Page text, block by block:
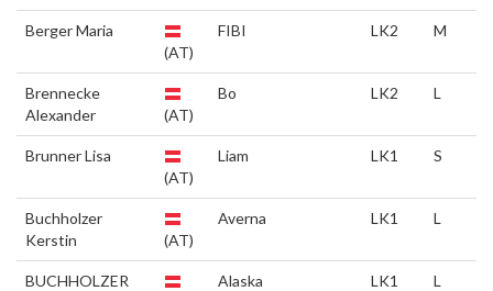
Berger Maria
(AT)
FIBI LK2 M
Brennecke
Alexander
(AT)
Bo LK2 L
Brunner Lisa
(AT)
Liam LK1 S
Buchholzer
Kerstin
(AT)
Averna LK1 L
BUCHHOLZER
Alaska LK1 L